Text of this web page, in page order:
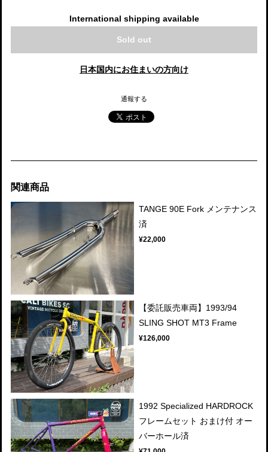
International shipping available
Sold out
日本国内にお住まいの方向け
通報する
関連商品
TANGE 90E Fork メンテナンス
済
¥22,000
【委託販売車両】1993/94
SLING SHOT MT3 Frame
¥126,000
1992 Specialized HARDROCK
フレームセット おまけ付 オー
バーホール済